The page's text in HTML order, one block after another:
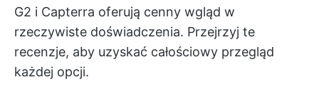
G2 i Capterra oferują cenny wgląd w
rzeczywiste doświadczenia. Przejrzyj te
recenzje, aby uzyskać całościowy przegląd
każdej opcji.